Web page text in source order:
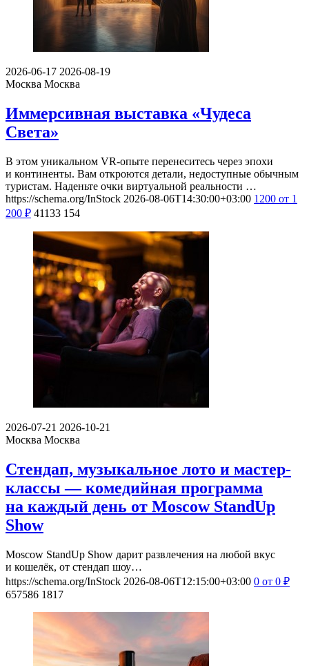
2026-06-17 2026-08-19
Москва Москва
Иммерсивная выставка «Чудеса
Света»
В этом уникальном VR-опыте перенеситесь через эпохи
и континенты. Вам откроются детали, недоступные обычным
туристам. Наденьте очки виртуальной реальности …
https://schema.org/InStock 2026-08-06T14:30:00+03:00 1200 от 1
200 ₽ 41133 154
2026-07-21 2026-10-21
Москва Москва
Стендап, музыкальное лото и мастер-
классы — комедийная программа
на каждый день от Moscow StandUp
Show
Moscow StandUp Show дарит развлечения на любой вкус
и кошелёк, от стендап шоу…
https://schema.org/InStock 2026-08-06T12:15:00+03:00 0 от 0 ₽
657586 1817